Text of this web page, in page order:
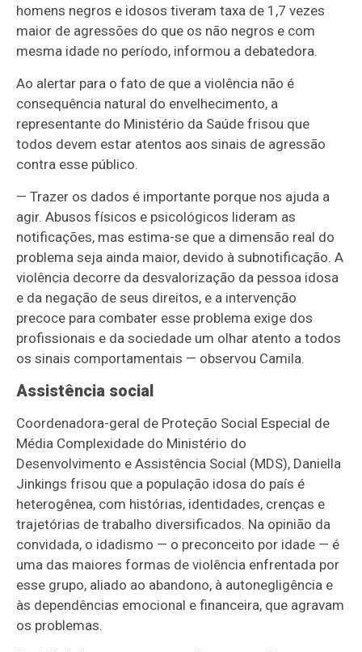
homens negros e idosos tiveram taxa de 1,7 vezes
maior de agressões do que os não negros e com
mesma idade no período, informou a debatedora.
Ao alertar para o fato de que a violência não é
consequência natural do envelhecimento, a
representante do Ministério da Saúde frisou que
todos devem estar atentos aos sinais de agressão
contra esse público.
— Trazer os dados é importante porque nos ajuda a
agir. Abusos físicos e psicológicos lideram as
notificações, mas estima-se que a dimensão real do
problema seja ainda maior, devido à subnotificação. A
violência decorre da desvalorização da pessoa idosa
e da negação de seus direitos, e a intervenção
precoce para combater esse problema exige dos
profissionais e da sociedade um olhar atento a todos
os sinais comportamentais — observou Camila.
Assistência social
Coordenadora-geral de Proteção Social Especial de
Média Complexidade do Ministério do
Desenvolvimento e Assistência Social (MDS), Daniella
Jinkings frisou que a população idosa do país é
heterogênea, com histórias, identidades, crenças e
trajetórias de trabalho diversificados. Na opinião da
convidada, o idadismo — o preconceito por idade — é
uma das maiores formas de violência enfrentada por
esse grupo, aliado ao abandono, à autonegligência e
às dependências emocional e financeira, que agravam
os problemas.